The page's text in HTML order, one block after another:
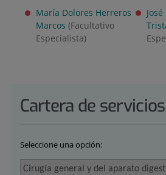
María Dolores Herreros
Marcos (Facultativo
Especialista)
Cartera de servicios
Seleccione una opción: